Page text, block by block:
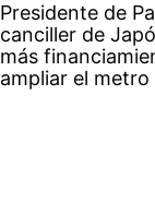
Presidente de
canciller de
más
ampliar el metro